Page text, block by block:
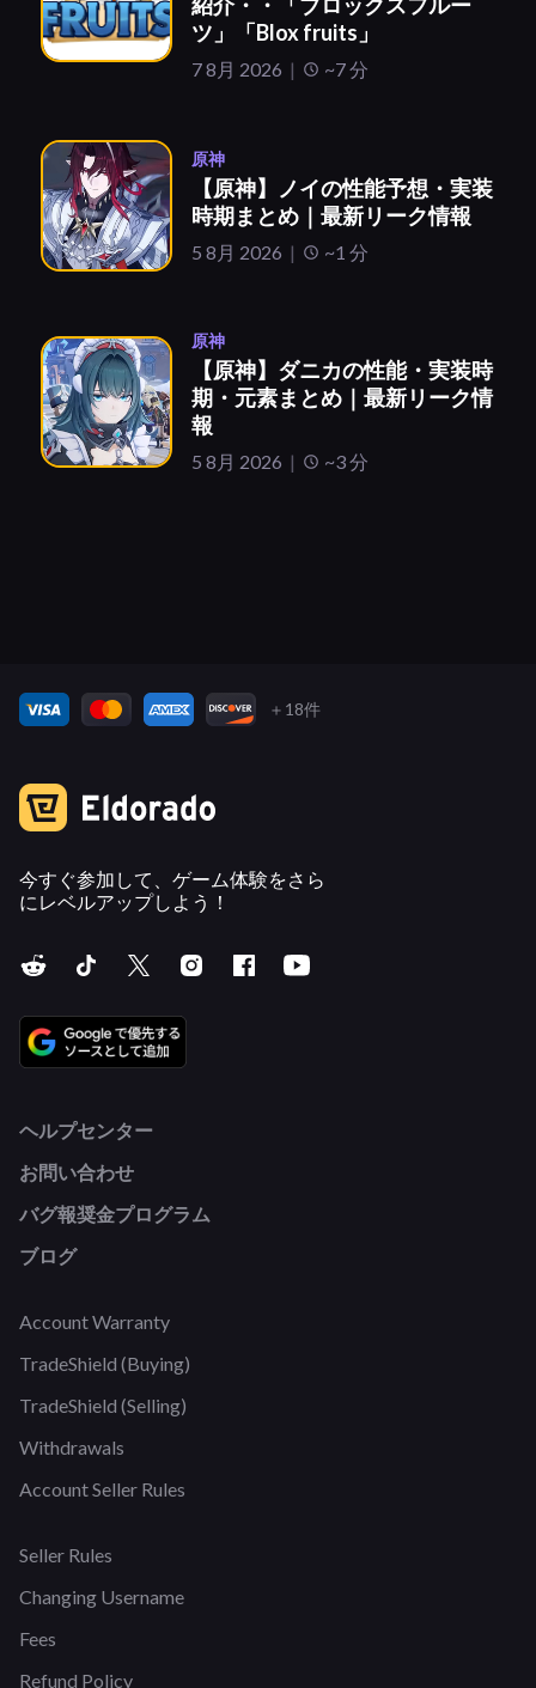
ツ」「Blox fruits」
7 8月 2026 ~7 分
原神
【原神】ノイの性能予想・実装
時期まとめ｜最新リーク情報
5 8月 2026 ~1 分
原神
【原神】ダニカの性能・実装時
期・元素まとめ｜最新リーク情
報
5 8月 2026 ~3 分
＋18件
今すぐ参加して、ゲーム体験をさら
にレベルアップしよう！
ヘルプセンター
お問い合わせ
バグ報奨金プログラム
ブログ
Account Warranty
TradeShield (Buying)
TradeShield (Selling)
Withdrawals
Account Seller Rules
Seller Rules
Changing Username
Fees
Refund Policy